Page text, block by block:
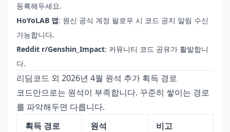
등록해두세요.
HoYoLAB 앱: 원신 공식 계정 팔로우 시 코드 공지 알림 수신
가능합니다.
Reddit r/Genshin_Impact: 커뮤니티 코드 공유가 활발합니
다.
리딤코드 외 2026년 4월 원석 추가 획득 경로
코드만으로는 원석이 부족합니다. 꾸준히 쌓이는 경로
를 파악해두면 다릅니다.
획득 경로
원석 비고